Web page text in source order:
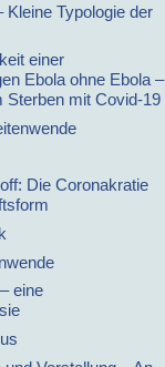
Kleine Typologie der
einer
Ebola ohne Ebola –
Sterben mit Covid-19
Die Coronakratie
eine